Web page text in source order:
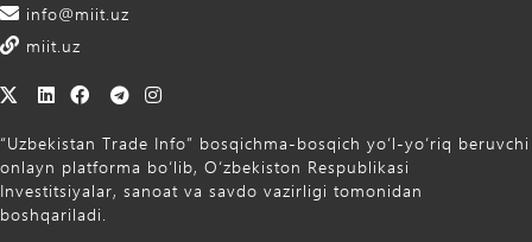
info@miit.uz
miit.uz
“Uzbekistan Trade Info” bosqichma-bosqich yo‘l-yo‘riq beruvchi
onlayn platforma bo‘lib, O‘zbekiston Respublikasi
Investitsiyalar, sanoat va savdo vazirligi tomonidan
boshqariladi.